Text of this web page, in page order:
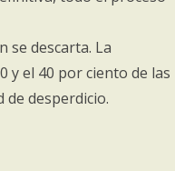
se descarta. La
y el 40 por ciento de las
desperdicio.